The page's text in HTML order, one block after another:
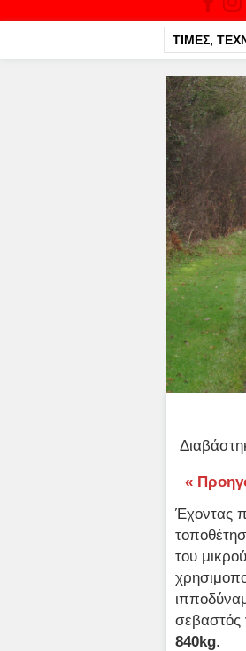
«
Έχοντας
του μικρού
σεβαστός
840kg.